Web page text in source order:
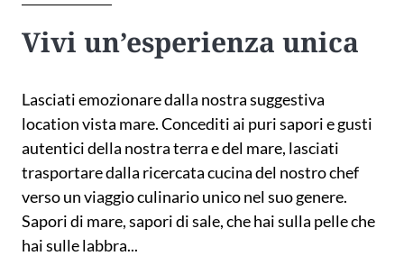
Vivi un’esperienza unica
Lasciati emozionare dalla nostra suggestiva
location vista mare. Concediti ai puri sapori e gusti
autentici della nostra terra e del mare, lasciati
trasportare dalla ricercata cucina del nostro chef
verso un viaggio culinario unico nel suo genere.
Sapori di mare, sapori di sale, che hai sulla pelle che
hai sulle labbra...